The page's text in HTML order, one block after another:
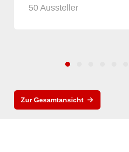
50 Aussteller
Zur Gesamtansicht